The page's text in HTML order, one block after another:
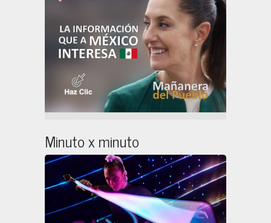
Minuto x minuto